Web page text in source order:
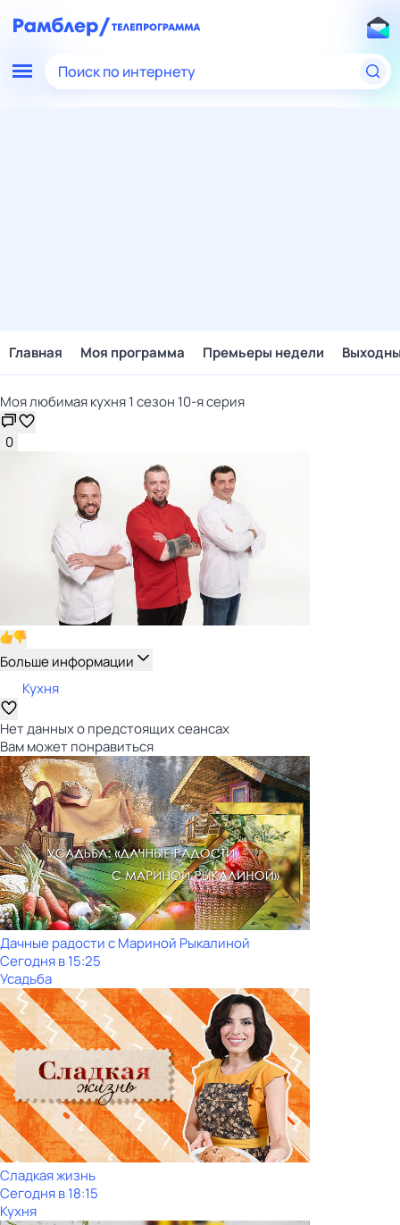
Поиск по интернету
Главная Моя программа Премьеры недели
Моя любимая кухня 1 сезон 10-я серия
0
Больше информации
Кухня
Нет данных о предстоящих сеансах
Вам может понравиться
Дачные радости с Мариной Рыкалиной
Сегодня в 15:25
Усадьба
Сладкая жизнь
Сегодня в 18:15
Кухня